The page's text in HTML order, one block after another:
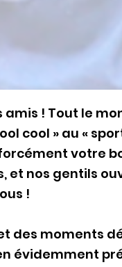
amis ! Tout le
cool » au «
votre
et nos gentils
!
des moments
évidemment